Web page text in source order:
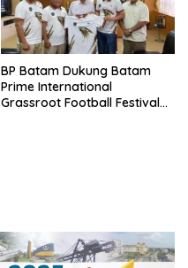
BP Batam Dukung Batam
Prime International
Grassroot Football Festival